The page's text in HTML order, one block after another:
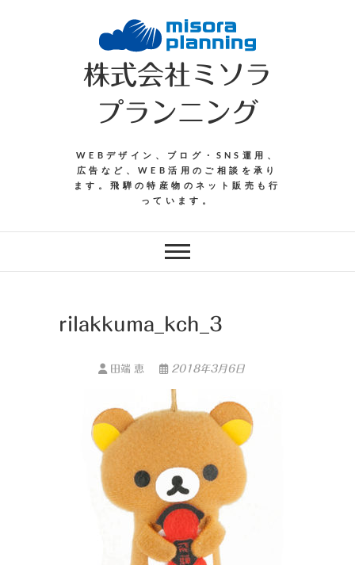
株式会社ミソラ
プランニング
WEBデザイン、ブログ・SNS運用、
広告など、WEB活用のご相談を承り
ます。飛騨の特産物のネット販売も行
っています。
rilakkuma_kch_3
田端 恵 2018年3月6日